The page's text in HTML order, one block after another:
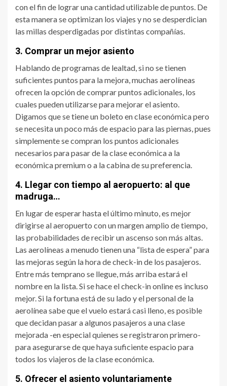
con el fin de lograr una cantidad utilizable de puntos. De
esta manera se optimizan los viajes y no se desperdician
las millas desperdigadas por distintas compañías.
3. Comprar un mejor asiento
Hablando de programas de lealtad, si no se tienen
suficientes puntos para la mejora, muchas aerolíneas
ofrecen la opción de comprar puntos adicionales, los
cuales pueden utilizarse para mejorar el asiento.
Digamos que se tiene un boleto en clase económica pero
se necesita un poco más de espacio para las piernas, pues
simplemente se compran los puntos adicionales
necesarios para pasar de la clase económica a la
económica premium o a la cabina de su preferencia.
4. Llegar con tiempo al aeropuerto: al que
madruga…
En lugar de esperar hasta el último minuto, es mejor
dirigirse al aeropuerto con un margen amplio de tiempo,
las probabilidades de recibir un ascenso son más altas.
Las aerolíneas a menudo tienen una “lista de espera” para
las mejoras según la hora de check-in de los pasajeros.
Entre más temprano se llegue, más arriba estará el
nombre en la lista. Si se hace el check-in online es incluso
mejor. Si la fortuna está de su lado y el personal de la
aerolínea sabe que el vuelo estará casi lleno, es posible
que decidan pasar a algunos pasajeros a una clase
mejorada -en especial quienes se registraron primero-
para asegurarse de que haya suficiente espacio para
todos los viajeros de la clase económica.
5. Ofrecer el asiento voluntariamente